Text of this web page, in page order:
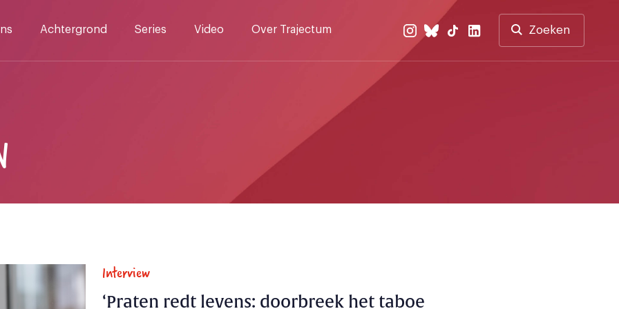
Achtergrond Series Video Over Trajectum Zoeken
Interview
‘Praten redt levens: doorbreek het taboe